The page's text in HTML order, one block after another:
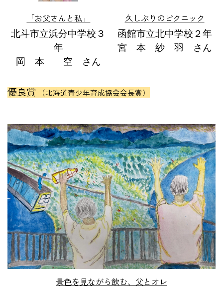
「お父さんと私」
北斗市立浜分中学校３
年
岡 本 空 さん
久しぶりのピクニック
函館市立北中学校２年
宮 本 紗 羽 さん
優良賞 （北海道青少年育成協会会長賞）
景色を見ながら飲む、父とオレ